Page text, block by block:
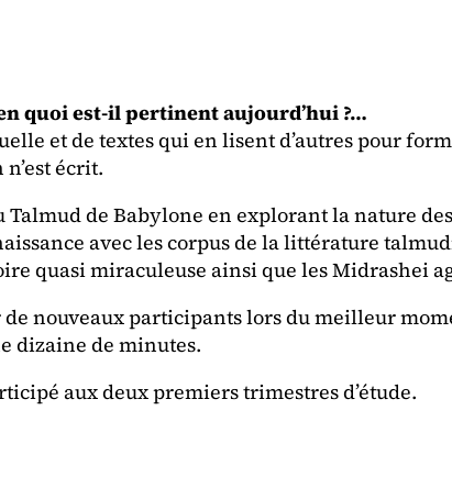
en quoi est-il pertinent aujourd’hui ?…
et de textes qui en lisent d’autres pour
écrit.
de Babylone en explorant la nature
avec les corpus de la littérature
quasi miraculeuse ainsi que les Midrashei
de nouveaux participants lors du meilleur
dizaine de minutes.
aux deux premiers trimestres d’étude.